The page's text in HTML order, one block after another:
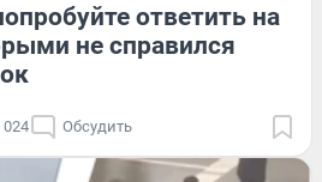
ответить на
не справился
024 Обсудить